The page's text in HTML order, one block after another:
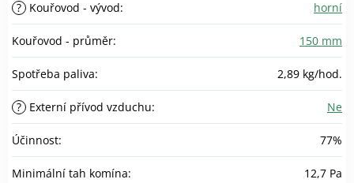
? Kouřovod - vývod: horní
Kouřovod - průměr: 150 mm
Spotřeba paliva: 2,89 kg/hod.
? Externí přívod vzduchu: Ne
Účinnost: 77%
Minimální tah komína: 12,7 Pa